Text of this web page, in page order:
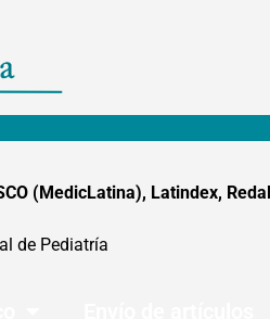
(MedicLatina), Latindex,
de Pediatría